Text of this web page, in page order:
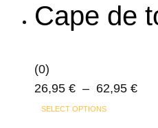
Cape de
(0)
26,95 € – 62,95 €
SELECT OPTIONSCe